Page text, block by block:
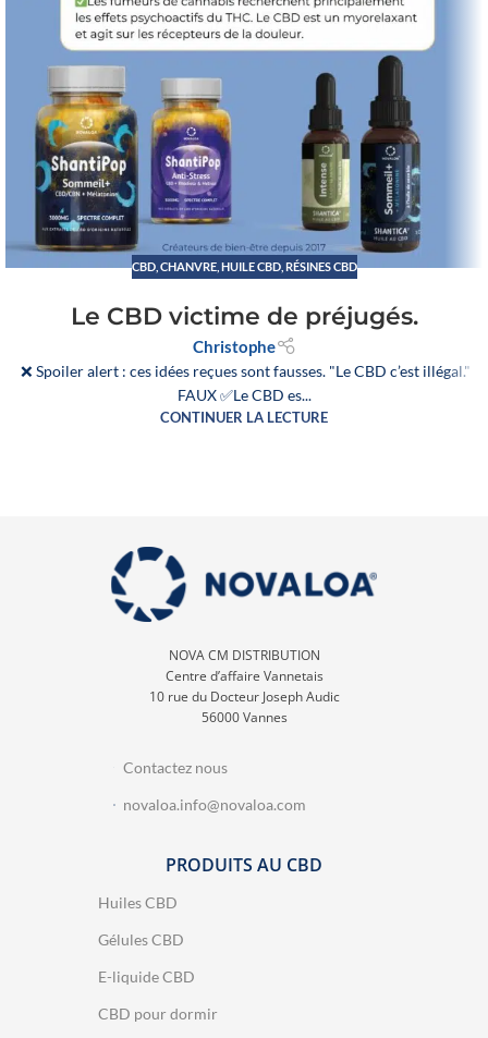
CBD, CHANVRE, HUILE CBD, RÉSINES CBD
Le CBD victime de préjugés.
Christophe
❌ Spoiler alert : ces idées reçues sont fausses. "Le CBD c’est illégal."
FAUX ✅Le CBD es...
CONTINUER LA LECTURE
NOVA CM DISTRIBUTION
Centre d’affaire Vannetais
10 rue du Docteur Joseph Audic
56000 Vannes
Contactez nous
novaloa.info@novaloa.com
PRODUITS AU CBD
Huiles CBD
Gélules CBD
E-liquide CBD
CBD pour dormir